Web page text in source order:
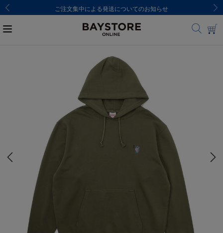
ご注文集中による発送についてのお知らせ